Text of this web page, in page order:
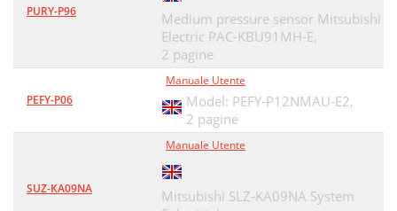
PURY-P96
Medium pressure sensor Mitsubishi
Electric PAC-KBU91MH-E,
2 pagine
PEFY-P06
Manuale Utente
Model: PEFY-P12NMAU-E2,
2 pagine
SUZ-KA09NA
Manuale Utente
Mitsubishi SLZ-KA09NA System